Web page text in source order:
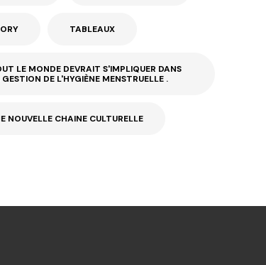
TABLEAUX
LE MONDE DEVRAIT S'IMPLIQUER DANS
GESTION DE L'HYGIÈNE MENSTRUELLE .
NOUVELLE CHAINE CULTURELLE